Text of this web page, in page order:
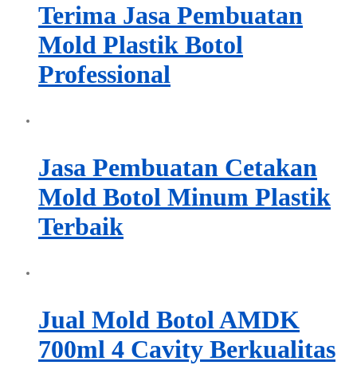
Terima Jasa Pembuatan
Mold Plastik Botol
Professional
Jasa Pembuatan Cetakan
Mold Botol Minum Plastik
Terbaik
Jual Mold Botol AMDK
700ml 4 Cavity Berkualitas